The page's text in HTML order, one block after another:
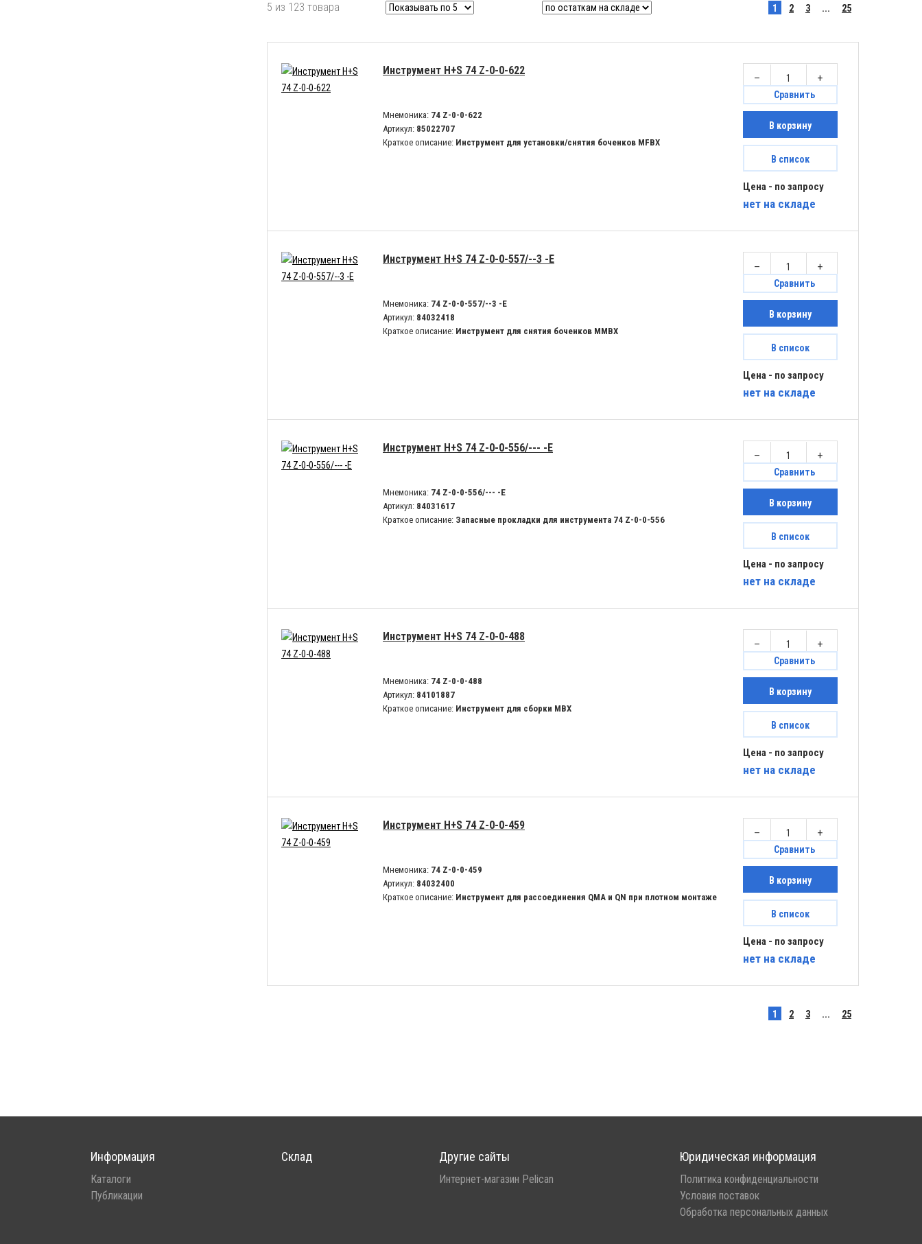
5 из 123 товара 1 2 3 ... 25
Инструмент H+S 74 Z-0-0-622
Мнемоника: 74 Z-0-0-622
Артикул: 85022707
Краткое описание: Инструмент для установки/снятия боченков MFBX
–
+
Сравнить
В корзину
В список
Цена - по запросу
нет на складе
Инструмент H+S 74 Z-0-0-557/--3 -E
Мнемоника: 74 Z-0-0-557/--3 -E
Артикул: 84032418
Краткое описание: Инструмент для снятия боченков MMBX
–
+
Сравнить
В корзину
В список
Цена - по запросу
нет на складе
Инструмент H+S 74 Z-0-0-556/--- -E
Мнемоника: 74 Z-0-0-556/--- -E
Артикул: 84031617
Краткое описание: Запасные прокладки для инструмента 74 Z-0-0-556
–
+
Сравнить
В корзину
В список
Цена - по запросу
нет на складе
Инструмент H+S 74 Z-0-0-488
Мнемоника: 74 Z-0-0-488
Артикул: 84101887
Краткое описание: Инструмент для сборки MBX
–
+
Сравнить
В корзину
В список
Цена - по запросу
нет на складе
Инструмент H+S 74 Z-0-0-459
Мнемоника: 74 Z-0-0-459
Артикул: 84032400
Краткое описание: Инструмент для рассоединения QMA и QN при плотном монтаже
–
+
Сравнить
В корзину
В список
Цена - по запросу
нет на складе
1 2 3 ... 25
Информация
Каталоги
Публикации
Склад Другие сайты
Интернет-магазин Pelican
Юридическая информация
Политика конфиденциальности
Условия поставок
Обработка персональных данных